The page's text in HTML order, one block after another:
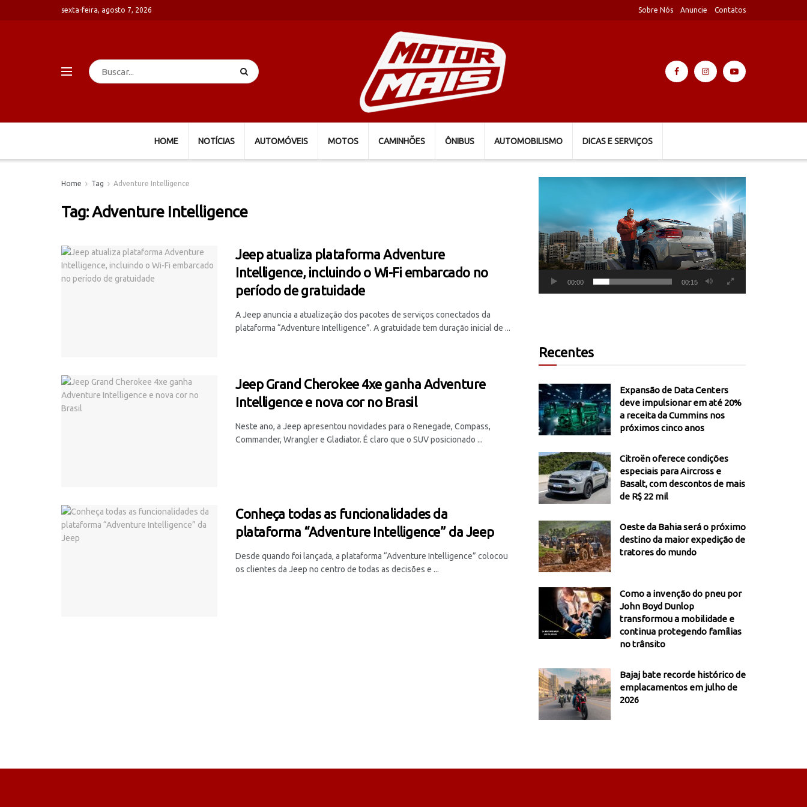
sexta-feira, agosto 7, 2026 Sobre Nós Anuncie Contatos
HOME NOTÍCIAS AUTOMÓVEIS MOTOS CAMINHÕES ÔNIBUS AUTOMOBILISMO DICAS E SERVIÇOS
Home Tag Adventure Intelligence
Tag:Adventure Intelligence
Jeep atualiza plataforma Adventure
Intelligence, incluindo o Wi-Fi embarcado no
período de gratuidade
A Jeep anuncia a atualização dos pacotes de serviços conectados da
plataforma “Adventure Intelligence”. A gratuidade tem duração inicial de ...
Jeep Grand Cherokee 4xe ganha Adventure
Intelligence e nova cor no Brasil
Neste ano, a Jeep apresentou novidades para o Renegade, Compass,
Commander, Wrangler e Gladiator. É claro que o SUV posicionado ...
Conheça todas as funcionalidades da
plataforma “Adventure Intelligence” da Jeep
Desde quando foi lançada, a plataforma “Adventure Intelligence” colocou
os clientes da Jeep no centro de todas as decisões e ...
00:00 00:15
Recentes
Expansão de Data Centers
deve impulsionar em até 20%
a receita da Cummins nos
próximos cinco anos
Citroën oferece condições
especiais para Aircross e
Basalt, com descontos de mais
de R$ 22 mil
Oeste da Bahia será o próximo
destino da maior expedição de
tratores do mundo
Como a invenção do pneu por
John Boyd Dunlop
transformou a mobilidade e
continua protegendo famílias
no trânsito
Bajaj bate recorde histórico de
emplacamentos em julho de
2026